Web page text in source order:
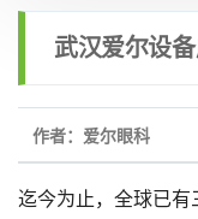
武汉爱尔设
作者：爱尔眼科
迄今为止，全球已有